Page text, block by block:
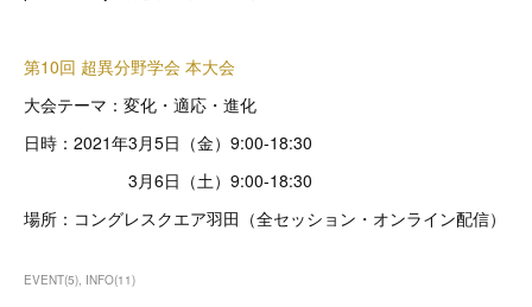
第10回 超異分野学会 本大会
大会テーマ：変化・適応・進化
日時：2021年3月5日（金）9:00-18:30
3月6日（土）9:00-18:30
場所：コングレスクエア羽田（全セッション・オンライン配信）
EVENT(5) INFO(11)